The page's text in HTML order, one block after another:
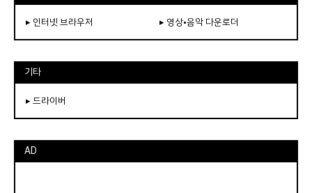
▸ 인터넷 브라우저 ▸ 영상•음악 다운로더
기타
▸ 드라이버
AD